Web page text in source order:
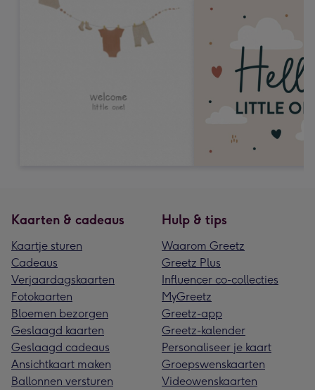
Kaarten & cadeaus
Kaartje sturen
Cadeaus
Verjaardagskaarten
Fotokaarten
Bloemen bezorgen
Geslaagd kaarten
Geslaagd cadeaus
Ansichtkaart maken
Ballonnen versturen
Hulp & tips
Waarom Greetz
Greetz Plus
Influencer co-collecties
MyGreetz
Greetz-app
Greetz-kalender
Personaliseer je kaart
Groepswenskaarten
Videowenskaarten